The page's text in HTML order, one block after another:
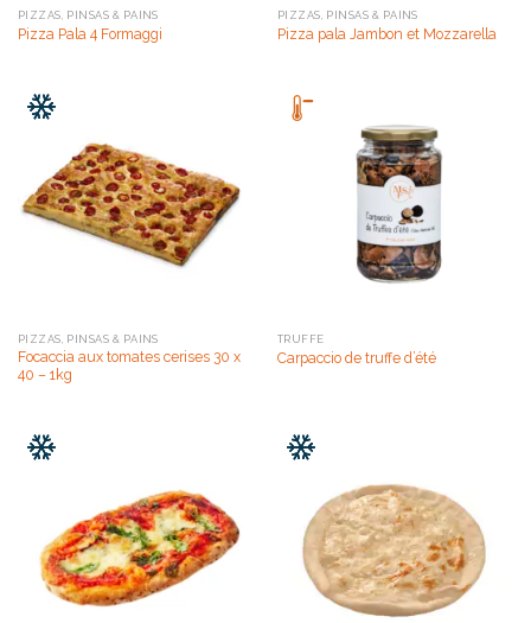
PIZZAS, PINSAS & PAINS
Pizza Pala 4 Formaggi
PIZZAS, PINSAS & PAINS
Pizza pala Jambon et Mozzarella
PIZZAS, PINSAS & PAINS
Focaccia aux tomates cerises 30 x
40 – 1kg
TRUFFE
Carpaccio de truffe d’été